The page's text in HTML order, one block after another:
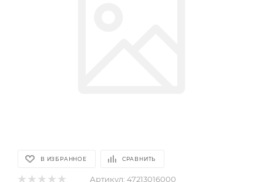
В ИЗБРАННОЕ СРАВНИТЬ
Артикул: 47213016000